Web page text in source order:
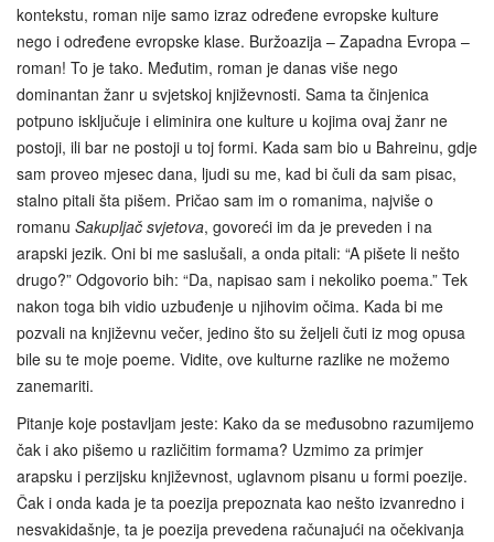
kontekstu, roman nije samo izraz određene evropske kulture
nego i određene evropske klase. Buržoazija – Zapadna Evropa –
roman! To je tako. Međutim, roman je danas više nego
dominantan žanr u svjetskoj književnosti. Sama ta činjenica
potpuno isključuje i eliminira one kulture u kojima ovaj žanr ne
postoji, ili bar ne postoji u toj formi. Kada sam bio u Bahreinu, gdje
sam proveo mjesec dana, ljudi su me, kad bi čuli da sam pisac,
stalno pitali šta pišem. Pričao sam im o romanima, najviše o
romanu Sakupljač svjetova, govoreći im da je preveden i na
arapski jezik. Oni bi me saslušali, a onda pitali: “A pišete li nešto
drugo?” Odgovorio bih: “Da, napisao sam i nekoliko poema.” Tek
nakon toga bih vidio uzbuđenje u njihovim očima. Kada bi me
pozvali na književnu večer, jedino što su željeli čuti iz mog opusa
bile su te moje poeme. Vidite, ove kulturne razlike ne možemo
zanemariti.
Pitanje koje postavljam jeste: Kako da se međusobno razumijemo
čak i ako pišemo u različitim formama? Uzmimo za primjer
arapsku i perzijsku književnost, uglavnom pisanu u formi poezije.
Čak i onda kada je ta poezija prepoznata kao nešto izvanredno i
nesvakidašnje, ta je poezija prevedena računajući na očekivanja